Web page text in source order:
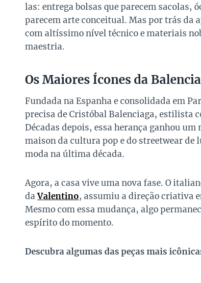
las: entrega bolsas que parecem sacolas,
parecem arte conceitual. Mas por trás da
com altíssimo nível técnico e materiais
maestria.
Os Maiores Ícones da
Fundada na Espanha e consolidada em
precisa de Cristóbal Balenciaga, estilista
Décadas depois, essa herança ganhou
maison da cultura pop e do streetwear
moda na última década.
Agora, a casa vive uma nova fase. O
daValentino, assumiu a direção criativa
Mesmo com essa mudança, algo
espírito do momento.
Descubra algumas das peças mais